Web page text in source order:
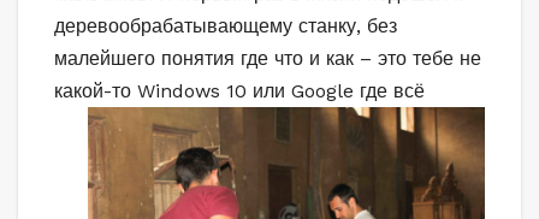
деревообрабатывающему станку, без
малейшего понятия где что и как – это тебе не
какой-то Windows 10 или Google где всё